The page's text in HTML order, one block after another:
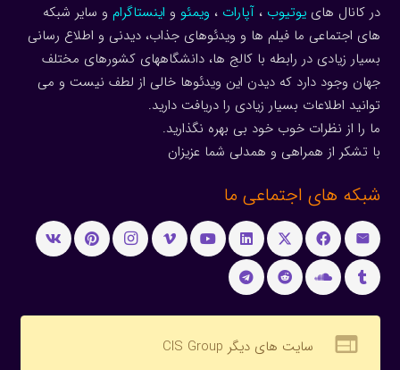
در کانال هاییوتیوب ، آپارات ، ویمئو و اینستاگرام و سایر شبکه
های اجتماعی ما فیلم ها و ویدئوهای جذاب، دیدنی و اطلاع رسانی
بسیار زیادی در رابطه با کالج ها، دانشگاههای کشورهای مختلف
جهان وجود دارد که دیدن این ویدئوها خالی از لطف نیست و می
توانید اطلاعات بسیار زیادی را دریافت دارید.
ما را از نظرات خوب خود بی بهره نگذارید.
با تشکر از همراهی و همدلی شما عزیزان
شبکه های اجتماعی ما
web سایت های دیگر CIS Group